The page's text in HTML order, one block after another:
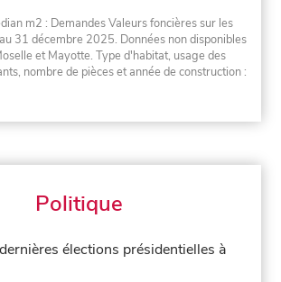
m2 : Demandes Valeurs foncières sur les
31 décembre 2025. Données non disponibles
et Mayotte. Type d'habitat, usage des
nombre de pièces et année de construction :
Politique
élections présidentielles à